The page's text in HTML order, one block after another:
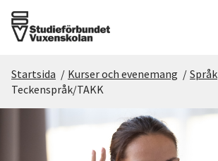
Det här gör vi
För dig som
Startsida / Kurser och evenemang / Språk
Teckenspråk/TAKK